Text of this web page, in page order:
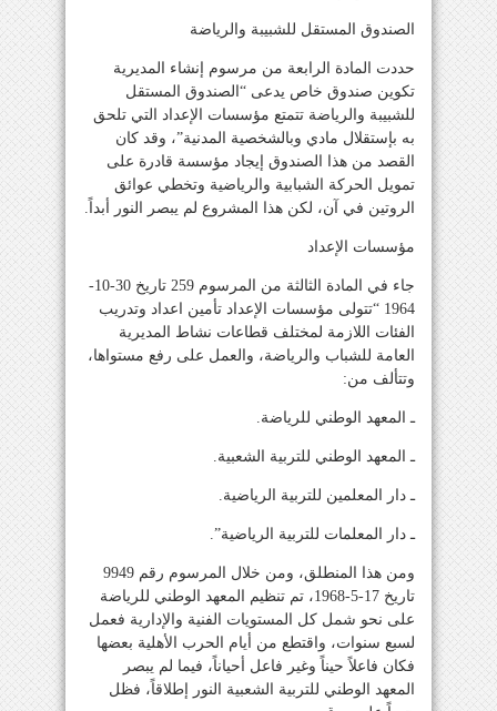
الصندوق المستقل للشبيبة والرياضة
حددت المادة الرابعة من مرسوم إنشاء المديرية
تكوين صندوق خاص يدعى “الصندوق المستقل
للشبيبة والرياضة تتمتع مؤسسات الإعداد التي تلحق
به بإستقلال مادي وبالشخصية المدنية”، وقد كان
القصد من هذا الصندوق إيجاد مؤسسة قادرة على
تمويل الحركة الشبابية والرياضية وتخطي عوائق
الروتين في آن، لكن هذا المشروع لم يبصر النور أبداً.
مؤسسات الإعداد
جاء في المادة الثالثة من المرسوم 259 تاريخ 30-10-
1964 “تتولى مؤسسات الإعداد تأمين اعداد وتدريب
الفئات اللازمة لمختلف قطاعات نشاط المديرية
العامة للشباب والرياضة، والعمل على رفع مستواها،
وتتألف من:
ـ المعهد الوطني للرياضة.
ـ المعهد الوطني للتربية الشعبية.
ـ دار المعلمين للتربية الرياضية.
ـ دار المعلمات للتربية الرياضية”.
ومن هذا المنطلق، ومن خلال المرسوم رقم 9949
تاريخ 17-5-1968، تم تنظيم المعهد الوطني للرياضة
على نحو شمل كل المستويات الفنية والإدارية فعمل
لسبع سنوات، واقتطع من أيام الحرب الأهلية بعضها
فكان فاعلاً حيناً وغير فاعل أحياناً، فيما لم يبصر
المعهد الوطني للتربية الشعبية النور إطلاقاً، فظل